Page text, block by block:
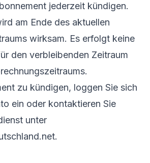
jederzeit kündigen.
am Ende des aktuellen
wirksam. Es erfolgt keine
den verbleibenden Zeitraum
zu kündigen, loggen Sie sich
ein oder kontaktieren Sie
unter